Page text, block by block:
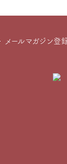
メールマガジン登